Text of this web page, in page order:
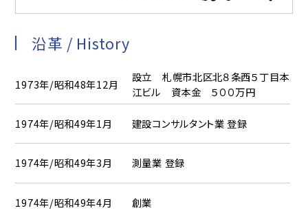
沿革 / History
1973年/昭和48年12月
設立 札幌市北区北８条西５丁目本
江ビル 資本金 ５００万円
1974年/昭和49年1月 建設コンサルタント業 登録
1974年/昭和49年3月 測量業 登録
1974年/昭和49年4月 創業